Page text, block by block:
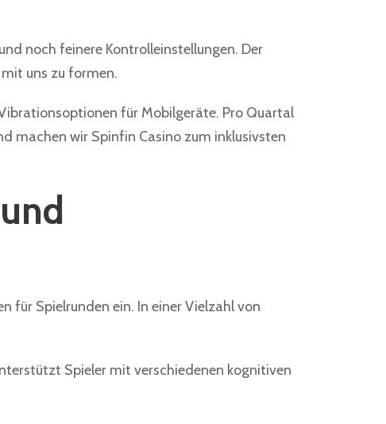
noch feinere Kontrolleinstellungen. Der
uns zu formen.
für Mobilgeräte. Pro Quartal
machen wir Spinfin Casino zum inklusivsten
für Spielrunden ein. In einer Vielzahl von
Spieler mit verschiedenen kognitiven